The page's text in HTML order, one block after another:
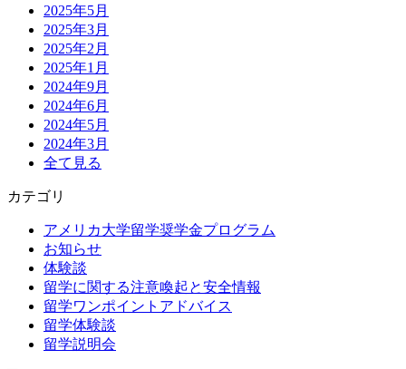
2025年5月
2025年3月
2025年2月
2025年1月
2024年9月
2024年6月
2024年5月
2024年3月
全て見る
カテゴリ
アメリカ大学留学奨学金プログラム
お知らせ
体験談
留学に関する注意喚起と安全情報
留学ワンポイントアドバイス
留学体験談
留学説明会